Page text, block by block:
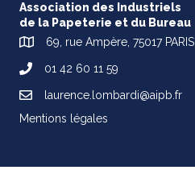
Association des Industriels
de la Papeterie et du Bureau
69, rue Ampère, 75017 PARIS
01 42 60 11 59
laurence.lombardi@aipb.fr
Mentions légales